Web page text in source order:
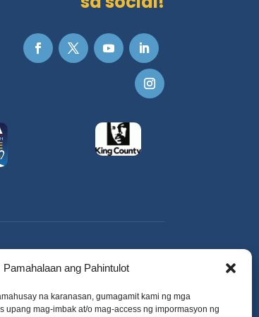
Pamahalaan ang Pahintulot
na karanasan, gumagamit kami ng mga
upang mag-imbak at/o mag-access ng impormasyon ng